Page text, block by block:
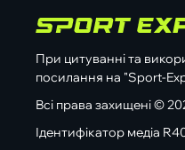
При цитуванні та
посилання на "Sport-
Всі права захищені ©
Ідентифікатор медіа